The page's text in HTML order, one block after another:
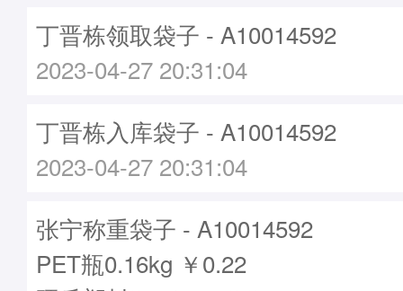
丁晋栋领取袋子 - A10014592
2023-04-27 20:31:04
丁晋栋入库袋子 - A10014592
2023-04-27 20:31:04
张宁称重袋子 - A10014592
PET瓶0.16kg ￥0.22